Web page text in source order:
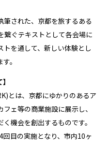
筆された、京都を旅するある
繋ぐテキストとして各会場に
を通して、新しい体験とし
。
とは、京都にゆかりのあるア
ェ等の商業施設に展⽰し、
機会を創出するものです。
⽬の実施となり、市内10ヶ